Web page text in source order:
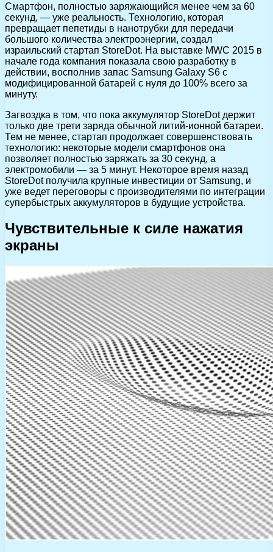
Смартфон, полностью заряжающийся менее чем за 60
секунд, — уже реальность. Технологию, которая
превращает пепетиды в нанотрубки для передачи
большого количества электроэнергии, создал
израильский стартап StoreDot. На выставке MWC 2015 в
начале года компания показала свою разработку в
действии, восполнив запас Samsung Galaxy S6 с
модифицированной батарей с нуля до 100% всего за
минуту.
Загвоздка в том, что пока аккумулятор StoreDot держит
только две трети заряда обычной литий-ионной батареи.
Тем не менее, стартап продолжает совершенствовать
технологию: некоторые модели смартфонов она
позволяет полностью заряжать за 30 секунд, а
электромобили — за 5 минут. Некоторое время назад
StoreDot получила крупные инвестиции от Samsung, и
уже ведет переговоры с производителями по интеграции
супербыстрых аккумуляторов в будущие устройства.
Чувствительные к силе нажатия
экраны